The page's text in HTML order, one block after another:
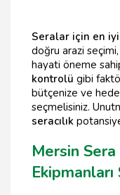
Seralar için en
doğru arazi seçimi,
hayati öneme
kontrolü gibi
bütçenize ve
seçmelisiniz.
seracılık
Mersin
Ekipmanları